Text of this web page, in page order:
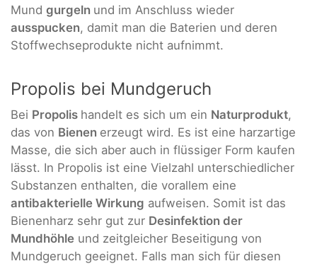
Mund gurgeln und im Anschluss wieder
ausspucken, damit man die Baterien und deren
Stoffwechseprodukte nicht aufnimmt.
Propolis bei Mundgeruch
Bei Propolis handelt es sich um ein Naturprodukt,
das von Bienen erzeugt wird. Es ist eine harzartige
Masse, die sich aber auch in flüssiger Form kaufen
lässt. In Propolis ist eine Vielzahl unterschiedlicher
Substanzen enthalten, die vorallem eine
antibakterielle Wirkung aufweisen. Somit ist das
Bienenharz sehr gut zur Desinfektion der
Mundhöhle und zeitgleicher Beseitigung von
Mundgeruch geeignet. Falls man sich für diesen